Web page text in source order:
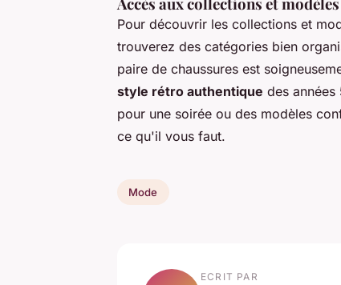
Pour découvrir les collections et
trouverez des catégories bien
paire de chaussures est
style rétro authentique des années
pour une soirée ou des modèles
ce qu'il vous faut.
Mode
ECRIT PAR